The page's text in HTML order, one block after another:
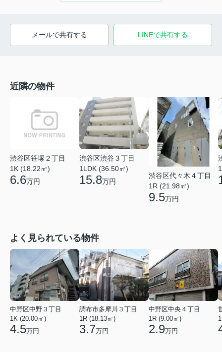
メールで共有する LINEで共有する
近隣の物件
渋谷区笹塚２丁目
1K (18.22㎡)
6.6万円
渋谷区渋谷３丁目
1LDK (36.50㎡)
15.8万円
渋谷区代々木４丁目
1R (21.98㎡)
9.5万円
よく見られている物件
中野区中野３丁目
1K (20.00㎡)
4.5万円
調布市多摩川３丁目
1R (18.13㎡)
3.7万円
中野区中央４丁目
1R (9.00㎡)
2.9万円